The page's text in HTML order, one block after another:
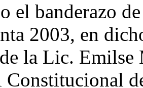
el banderazo
2003, en
la Lic.